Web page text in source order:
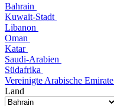
Bahrain
Kuwait-Stadt
Libanon
Oman
Katar
Saudi-Arabien
Südafrika
Vereinigte Arabische Emirate
Land